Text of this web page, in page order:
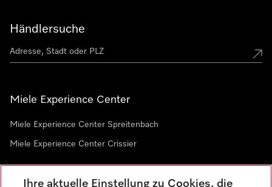
Händlersuche
Miele Experience Center
Miele Experience Center Spreitenbach
Miele Experience Center Crissier
Ihre aktuelle Einstellung zu Cookies, die